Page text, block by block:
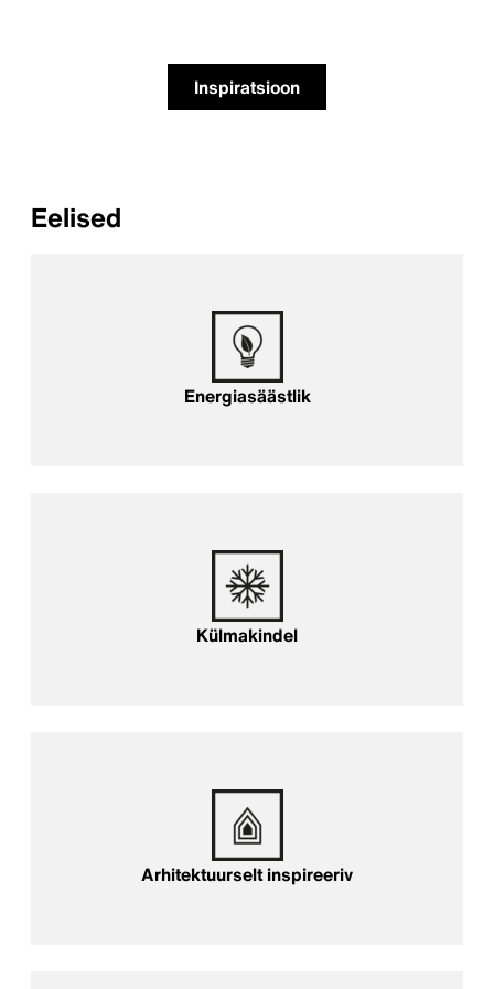
Inspiratsioon
Eelised
Energiasäästlik
Külmakindel
Arhitektuurselt inspireeriv